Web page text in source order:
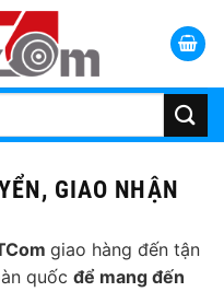
GIAO NHẬN
giao hàng đến tận
quốc để mang đến